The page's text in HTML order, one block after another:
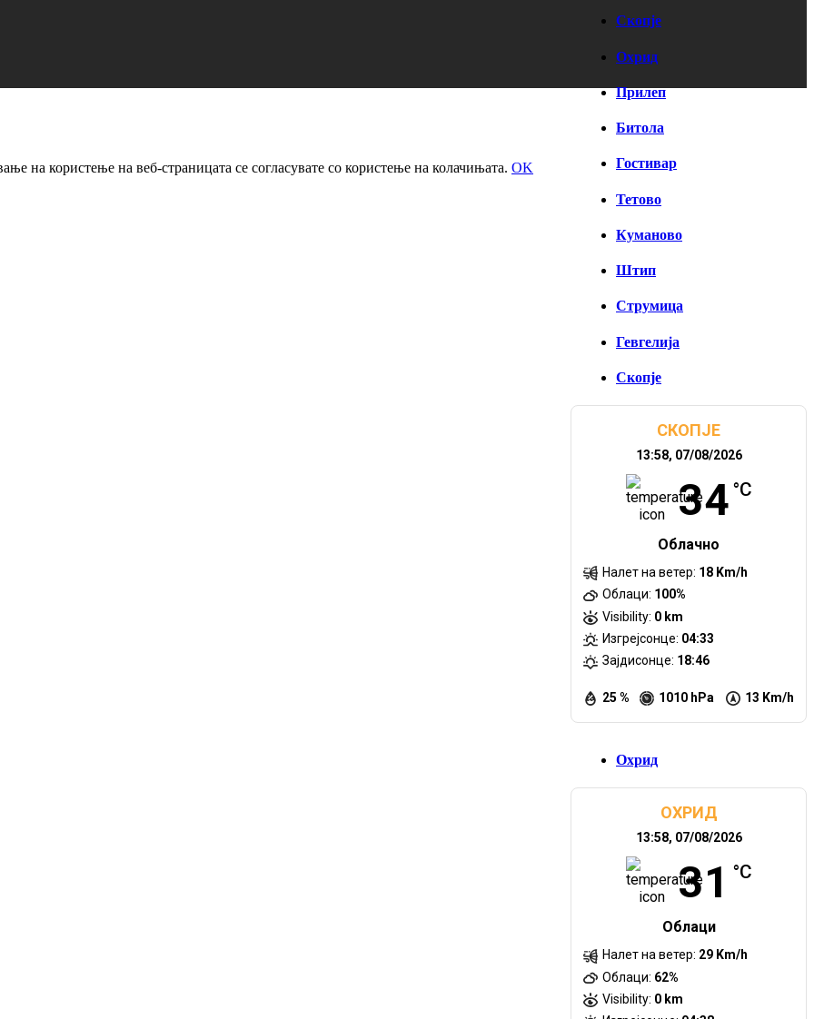
Скопје
Охрид
Прилеп
Битола
Гостивар
Тетово
Куманово
Штип
Струмица
Гевгелија
Скопје
СКОПЈЕ
13:58, 07/08/2026
34 °C
Облачно
25 % 1010 hPa 13 Km/h
Налет на ветер: 18 Km/h
Облаци: 100%
Visibility: 0 km
Изгрејсонце: 04:33
Зајдисонце: 18:46
Охрид
ОХРИД
13:58, 07/08/2026
31 °C
Облаци
Налет на ветер: 29 Km/h
Облаци: 62%
Visibility: 0 km
на користење на веб-страницата се согласувате со користење на колачињата. OK